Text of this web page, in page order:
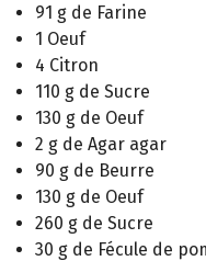
91 g de Farine
1 Oeuf
4 Citron
110 g de Sucre
130 g de Oeuf
2 g de Agar agar
90 g de Beurre
130 g de Oeuf
260 g de Sucre
30 g de Fécule de